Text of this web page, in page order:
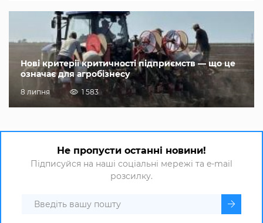
Нові критерії критичності підприємств — що це
означає для агробізнесу
8 липня 1 583
Не пропусти останні новини!
Підписуйся на наші соціальні мережі та e-mail
розсилку.